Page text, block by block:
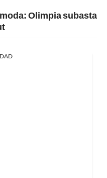
Olimpia subasta